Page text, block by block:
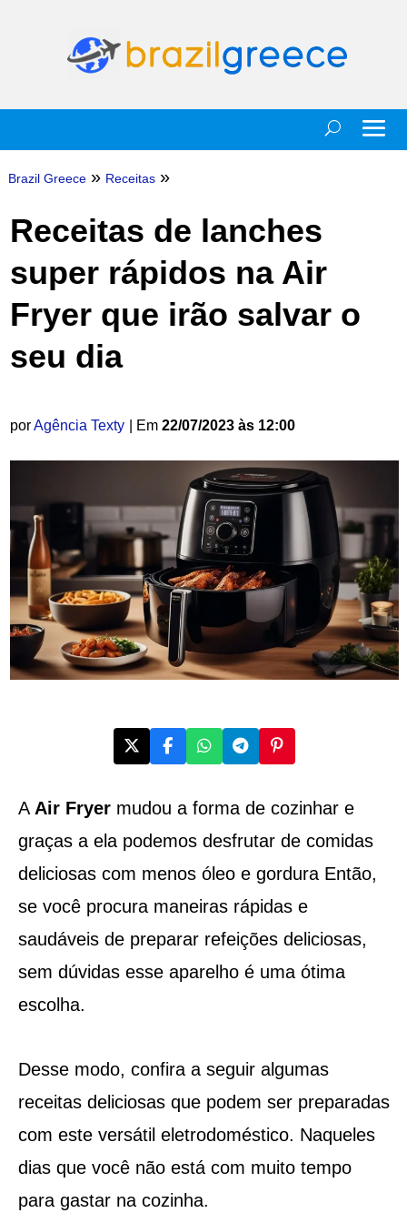
Brazil Greece » Receitas »
Receitas de lanches
super rápidos na Air
Fryer que irão salvar o
seu dia
porAgência Texty | Em 22/07/2023 às 12:00
AAir Fryer mudou a forma de cozinhar e
graças a ela podemos desfrutar de comidas
deliciosas com menos óleo e gordura Então,
se você procura maneiras rápidas e
saudáveis ​​de preparar refeições deliciosas,
sem dúvidas esse aparelho é uma ótima
escolha.
Desse modo, confira a seguir algumas
receitas deliciosas que podem ser preparadas
com este versátil eletrodoméstico. Naqueles
dias que você não está com muito tempo
para gastar na cozinha.